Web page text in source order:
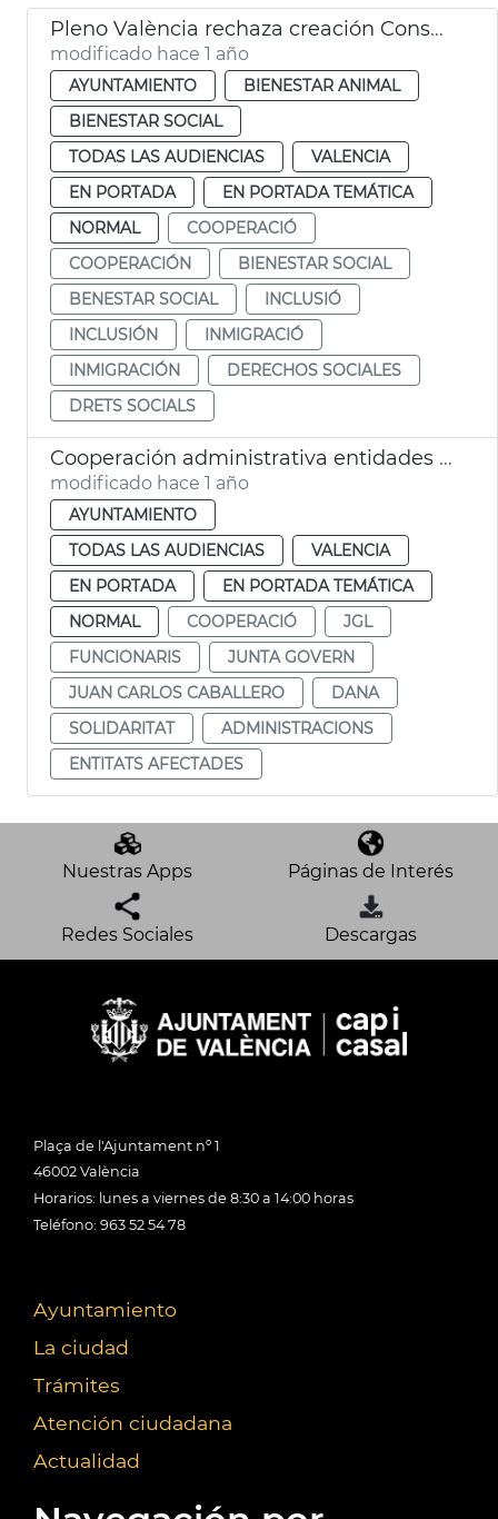
Pleno València rechaza creación Consejo Local de Inclusión y Derechos Sociales
modificado hace 1 año
AYUNTAMIENTO
BIENESTAR ANIMAL
BIENESTAR SOCIAL
TODAS LAS AUDIENCIAS
VALENCIA
EN PORTADA
EN PORTADA TEMÁTICA
NORMAL
COOPERACIÓ
COOPERACIÓN
BIENESTAR SOCIAL
BENESTAR SOCIAL
INCLUSIÓ
INCLUSIÓN
INMIGRACIÓ
INMIGRACIÓN
DERECHOS SOCIALES
DRETS SOCIALS
Cooperación administrativa entidades locales zona Dana y anticipo nómina funcionarios afectados
modificado hace 1 año
AYUNTAMIENTO
TODAS LAS AUDIENCIAS
VALENCIA
EN PORTADA
EN PORTADA TEMÁTICA
NORMAL
COOPERACIÓ
JGL
FUNCIONARIS
JUNTA GOVERN
JUAN CARLOS CABALLERO
DANA
SOLIDARITAT
ADMINISTRACIONS
ENTITATS AFECTADES
Nuestras Apps Páginas de Interés
Redes Sociales Descargas
Plaça de l'Ajuntament nº 1
46002 València
Horarios: lunes a viernes de 8:30 a 14:00 horas
Teléfono: 963 52 54 78
Ayuntamiento
La ciudad
Trámites
Atención ciudadana
Actualidad